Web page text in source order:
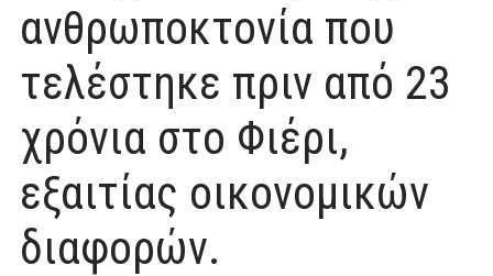
ανθρωποκτονία που
τελέστηκε πριν από 23
χρόνια στο Φιέρι,
εξαιτίας οικονομικών
διαφορών.